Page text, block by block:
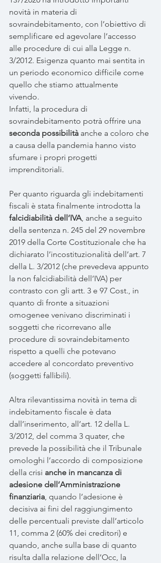
novità in materia di
sovraindebitamento, con l’obiettivo di
semplificare ed agevolare l’accesso
alle procedure di cui alla Legge n.
3/2012. Esigenza quanto mai sentita in
un periodo economico difficile come
quello che stiamo attualmente
vivendo.
Infatti, la procedura di
sovraindebitamento potrà offrire una
seconda possibilità anche a coloro che
a causa della pandemia hanno visto
sfumare i propri progetti
imprenditoriali.
Per quanto riguarda gli indebitamenti
fiscali è stata finalmente introdotta la
falcidiabilità dell’IVA, anche a seguito
della sentenza n. 245 del 29 novembre
2019 della Corte Costituzionale che ha
dichiarato l’incostituzionalità dell’art. 7
della L. 3/2012 (che prevedeva appunto
la non falcidiabilità dell’IVA) per
contrasto con gli artt. 3 e 97 Cost., in
quanto di fronte a situazioni
omogenee venivano discriminati i
soggetti che ricorrevano alle
procedure di sovraindebitamento
rispetto a quelli che potevano
accedere al concordato preventivo
(soggetti fallibili).
Altra rilevantissima novità in tema di
indebitamento fiscale è data
dall’inserimento, all’art. 12 della L.
3/2012, del comma 3 quater, che
prevede la possibilità che il Tribunale
omologhi l’accordo di composizione
della crisi anche in mancanza di
adesione dell’Amministrazione
finanziaria, quando l’adesione è
decisiva ai fini del raggiungimento
delle percentuali previste dall’articolo
11, comma 2 (60% dei creditori) e
quando, anche sulla base di quanto
risulta dalla relazione dell’Occ, la